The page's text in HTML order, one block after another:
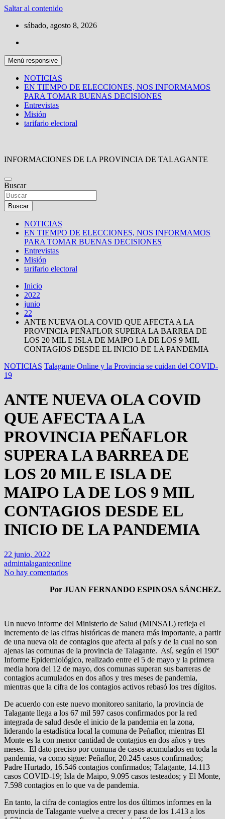
Saltar al contenido
sábado, agosto 8, 2026
Menú responsive
NOTICIAS
EN TIEMPO DE ELECCIONES, NOS INFORMAMOS
PARA TOMAR BUENAS DECISIONES
Entrevistas
Misión
tarifario electoral
INFORMACIONES DE LA PROVINCIA DE TALAGANTE
Buscar
Buscar
NOTICIAS
EN TIEMPO DE ELECCIONES, NOS INFORMAMOS
PARA TOMAR BUENAS DECISIONES
Entrevistas
Misión
tarifario electoral
Inicio
2022
junio
22
ANTE NUEVA OLA COVID QUE AFECTA A LA
PROVINCIA PEÑAFLOR SUPERA LA BARREA DE
LOS 20 MIL E ISLA DE MAIPO LA DE LOS 9 MIL
CONTAGIOS DESDE EL INICIO DE LA PANDEMIA
NOTICIAS Talagante Online y la Provincia se cuidan del COVID-
19
ANTE NUEVA OLA COVID
QUE AFECTA A LA
PROVINCIA PEÑAFLOR
SUPERA LA BARREA DE
LOS 20 MIL E ISLA DE
MAIPO LA DE LOS 9 MIL
CONTAGIOS DESDE EL
INICIO DE LA PANDEMIA
22 junio, 2022
admintalaganteonline
No hay comentarios
Por JUAN FERNANDO ESPINOSA SÁNCHEZ.
Un nuevo informe del Ministerio de Salud (MINSAL) refleja el
incremento de las cifras históricas de manera más importante, a partir
de una nueva ola de contagios que afecta al país y de la cual no son
ajenas las comunas de la provincia de Talagante. Así, según el 190°
Informe Epidemiológico, realizado entre el 5 de mayo y la primera
media hora del 12 de mayo, dos comunas superan sus barreras de
contagios acumulados en dos años y tres meses de pandemia,
mientras que la cifra de los contagios activos rebasó los tres dígitos.
De acuerdo con este nuevo monitoreo sanitario, la provincia de
Talagante llega a los 67 mil 597 casos confirmados por la red
integrada de salud desde el inicio de la pandemia en la zona,
liderando la estadística local la comuna de Peñaflor, mientras El
Monte es la con menor cantidad de contagios en dos años y tres
meses. El dato preciso por comuna de casos acumulados en toda la
pandemia, va como sigue: Peñaflor, 20.245 casos confirmados;
Padre Hurtado, 16.546 contagios confirmados; Talagante, 14.113
casos COVID-19; Isla de Maipo, 9.095 casos testeados; y El Monte,
7.598 contagios en lo que va de pandemia.
En tanto, la cifra de contagios entre los dos últimos informes en la
provincia de Talagante vuelve a crecer y pasa de los 1.413 a los